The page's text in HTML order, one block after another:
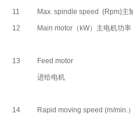
11
Max. spindle speed (Rpm)主
12
Main motor（ kW）主电机功率
13
Feed motor
进给电机
14
Rapid moving speed (m/min.